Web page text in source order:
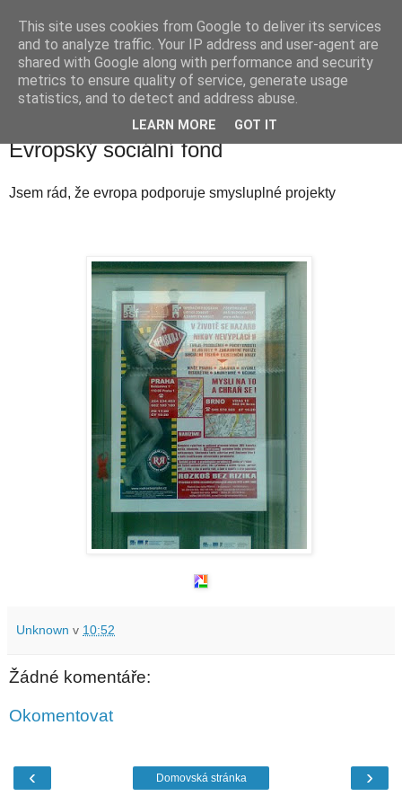
waldhans.cz
Kavárenský outdoor a alkoholizmus
Evropský sociální fond
Jsem rád, že evropa podporuje smysluplné projekty
Unknown v 10:52
Žádné komentáře:
Okomentovat
‹ ›
Domovská stránka
This site uses cookies from Google to deliver its services
and to analyze traffic. Your IP address and user-agent are
shared with Google along with performance and security
metrics to ensure quality of service, generate usage
statistics, and to detect and address abuse.
LEARN MORE GOT IT